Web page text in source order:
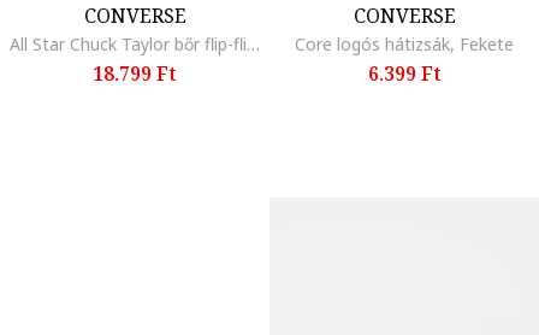
CONVERSE
All Star Chuck Taylor bőr flip-flip papucs, Fekete
18.799 Ft
CONVERSE
Core logós hátizsák, Fekete
6.399 Ft